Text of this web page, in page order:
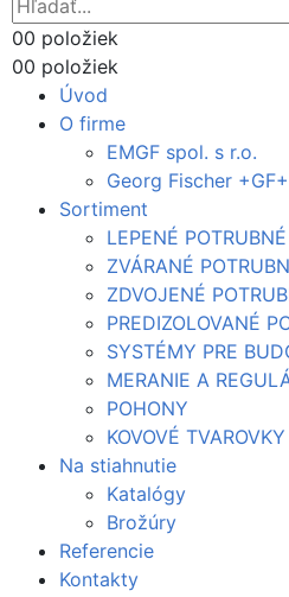
00 položiek
00 položiek
Úvod
O firme
EMGF spol. s r.o.
Georg Fischer +GF+
Sortiment
LEPENÉ
ZVÁRANÉ
ZDVOJENÉ
PREDIZOLOVANÉ
SYSTÉMY PRE
MERANIE A
POHONY
KOVOVÉ TVAROVKY
Na stiahnutie
Katalógy
Brožúry
Referencie
Kontakty